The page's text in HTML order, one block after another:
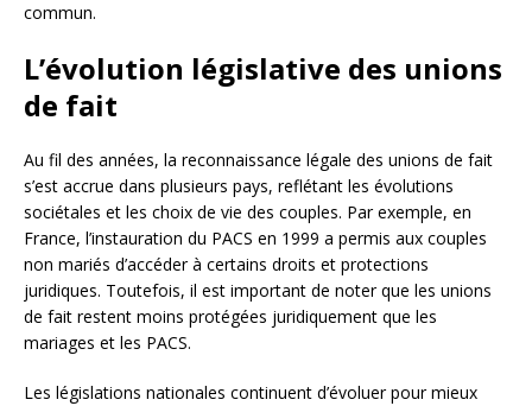
commun.
L’évolution législative des unions
de fait
Au fil des années, la reconnaissance légale des unions de fait
s’est accrue dans plusieurs pays, reflétant les évolutions
sociétales et les choix de vie des couples. Par exemple, en
France, l’instauration du PACS en 1999 a permis aux couples
non mariés d’accéder à certains droits et protections
juridiques. Toutefois, il est important de noter que les unions
de fait restent moins protégées juridiquement que les
mariages et les PACS.
Les législations nationales continuent d’évoluer pour mieux